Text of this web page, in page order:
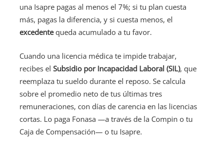
una Isapre pagas al menos el 7%; si tu plan cuesta
más, pagas la diferencia, y si cuesta menos, el
excedentequeda acumulado a tu favor.
Cuando una licencia médica te impide trabajar,
recibes el Subsidio por Incapacidad Laboral (SIL), que
reemplaza tu sueldo durante el reposo. Se calcula
sobre el promedio neto de tus últimas tres
remuneraciones, con días de carencia en las licencias
cortas. Lo paga Fonasa —a través de la Compin o tu
Caja de Compensación— o tu Isapre.